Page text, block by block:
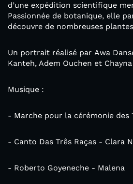
d’une expédition scientifique
Passionnée de botanique, elle
découvre de nombreuses
Un portrait réalisé par Awa
Kanteh, Adem Ouchen et Chayna
Musique :
- Marche pour la cérémonie des
- Canto Das Três Raças - Clara
- Roberto Goyeneche - Malena